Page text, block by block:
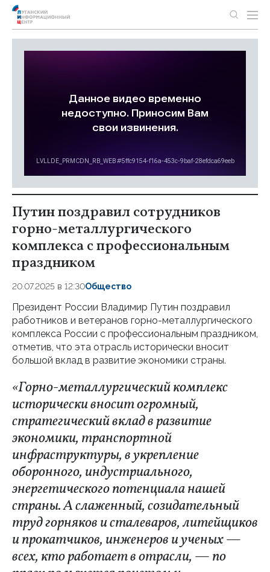
Путин поздравил сотрудников
горно-металлургического
комплекса с профессиональным
праздником
20.07.2025 в 12:30Общество
Президент России Владимир Путин поздравил
работников и ветеранов горно-металлургического
комплекса России с профессиональным праздником,
отметив, что эта отрасль исторически вносит
большой вклад в развитие экономики страны.
«Горно-металлургический комплекс
исторически вносит огромный,
стратегический вклад в развитие
экономики, транспортной
инфраструктуры, в укрепление
оборонного, индустриального,
энергетического потенциала нашей
страны. A слаженный, созидательный
труд горняков и сталеваров, литейщиков
и прокатчиков, инженеров и ученых —
всех, кто работает в отрасли, — по